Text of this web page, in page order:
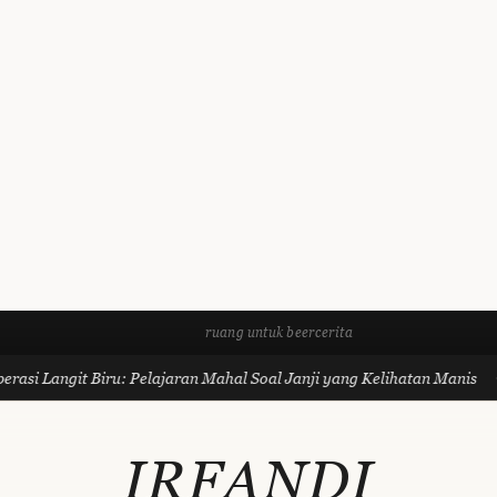
ruang untuk beercerita
Langit Biru: Pelajaran Mahal Soal Janji yang Kelihatan Manis
IRFANDI